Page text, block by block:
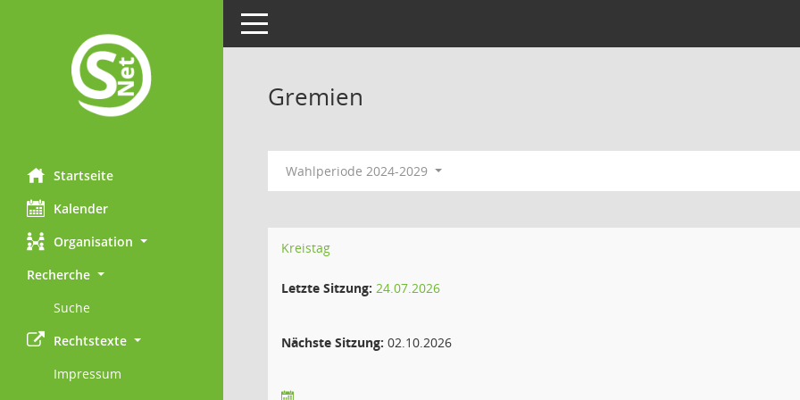
Startseite
Kalender
Organisation
Recherche
Suche
Rechtstexte
Impressum
Toggle navigation
Gremien
Wahlperiode 2024-2029
Kreistag
Letzte Sitzung: 24.07.2026
Nächste Sitzung: 02.10.2026